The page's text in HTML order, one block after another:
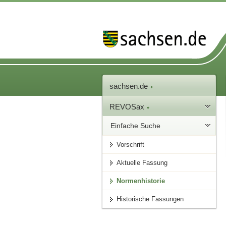
sachsen.de
REVOSax
Einfache Suche
Vorschrift
Aktuelle Fassung
Normenhistorie
Historische Fassungen